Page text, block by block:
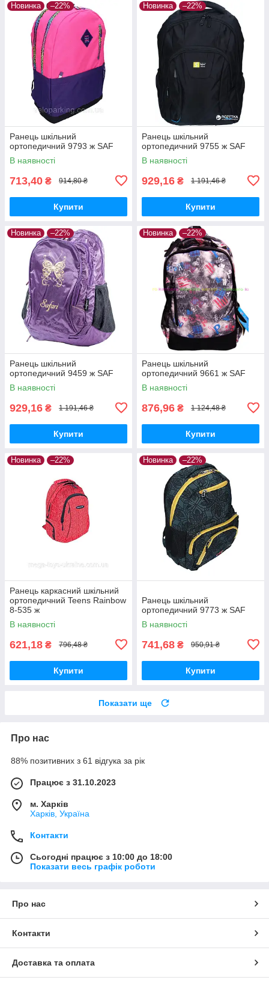
Новинка –22%
Ранець шкільний
ортопедичний 9793 ж SAF
В наявності
713,40 ₴ 914,80 ₴
Купити
Новинка –22%
Ранець шкільний
ортопедичний 9755 ж SAF
В наявності
929,16 ₴ 1 191,46 ₴
Купити
Новинка –22%
Ранець шкільний
ортопедичний 9459 ж SAF
В наявності
929,16 ₴ 1 191,46 ₴
Купити
Новинка –22%
Ранець шкільний
ортопедичний 9661 ж SAF
В наявності
876,96 ₴ 1 124,48 ₴
Купити
Новинка –22%
Ранець каркасний шкільний
ортопедичний Teens Rainbow
8-535 ж
В наявності
621,18 ₴ 796,48 ₴
Купити
Новинка –22%
Ранець шкільний
ортопедичний 9773 ж SAF
В наявності
741,68 ₴ 950,91 ₴
Купити
Показати ще
Про нас
88% позитивних з 61 відгука за рік
Працює з 31.10.2023
м. Харків
Харків, Україна
Контакти
Сьогодні працює з 10:00 до 18:00
Показати весь графік роботи
Про нас
Контакти
Доставка та оплата